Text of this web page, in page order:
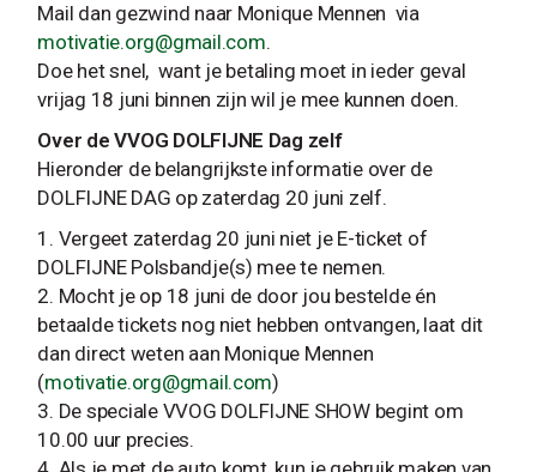
Mail dan gezwind naar Monique Mennen via
motivatie.org@gmail.com.
Doe het snel, want je betaling moet in ieder geval
vrijag 18 juni binnen zijn wil je mee kunnen doen.
Over de VVOG DOLFIJNE Dag zelf
Hieronder de belangrijkste informatie over de
DOLFIJNE DAG op zaterdag 20 juni zelf.
Vergeet zaterdag 20 juni niet je E-ticket of
DOLFIJNE Polsbandje(s) mee te nemen.
Mocht je op 18 juni de door jou bestelde én
betaalde tickets nog niet hebben ontvangen, laat dit
dan direct weten aan Monique Mennen
(motivatie.org@gmail.com)
De speciale VVOG DOLFIJNE SHOW begint om
10.00 uur precies.